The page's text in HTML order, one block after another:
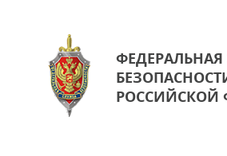
РОССИЙСКОЙ